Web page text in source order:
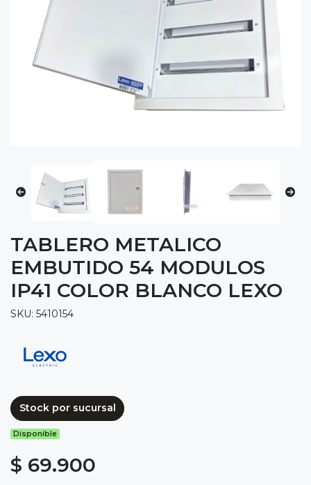
TABLERO METALICO
EMBUTIDO 54 MODULOS
IP41 COLOR BLANCO LEXO
SKU: 5410154
Stock por sucursal
Disponible
$ 69.900